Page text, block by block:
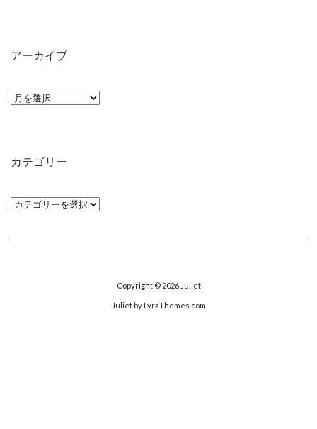
アーカイブ
ア
ブ
カテゴリー
カ
ゴ
Copyright © 2026 Juliet
Julietby LyraThemes.com